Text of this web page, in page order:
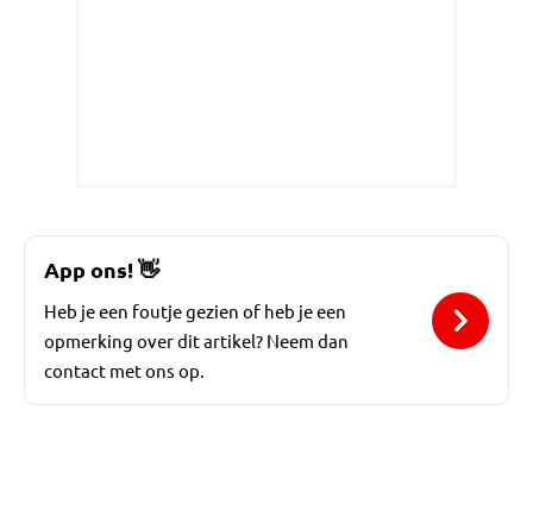
App ons!👋
Heb je een foutje gezien of heb je een
opmerking over dit artikel? Neem dan
contact met ons op.